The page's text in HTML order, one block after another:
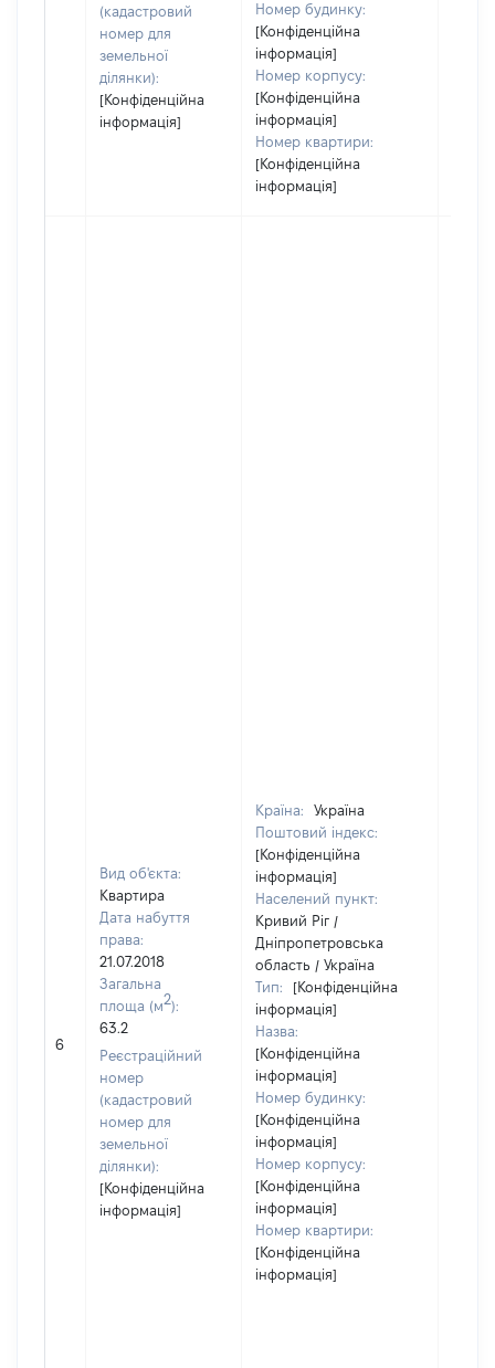
(кадастровий
номер для
земельної
ділянки):
[Конфіденційна
інформація]
Номер будинку:
[Конфіденційна
інформація]
Номер корпусу:
[Конфіденційна
інформація]
Номер квартири:
[Конфіденційна
інформація]
6
Вид об'єкта:
Квартира
Дата набуття
права:
21.07.2018
Загальна
площа (м2):
63.2
Реєстраційний
номер
(кадастровий
номер для
земельної
ділянки):
[Конфіденційна
інформація]
Країна:
Україна
Поштовий індекс:
[Конфіденційна
інформація]
Населений пункт:
Кривий Ріг /
Дніпропетровська
область / Україна
Тип:
[Конфіденційна
інформація]
Назва:
[Конфіденційна
інформація]
Номер будинку:
[Конфіденційна
інформація]
Номер корпусу:
[Конфіденційна
інформація]
Номер квартири:
[Конфіденційна
інформація]